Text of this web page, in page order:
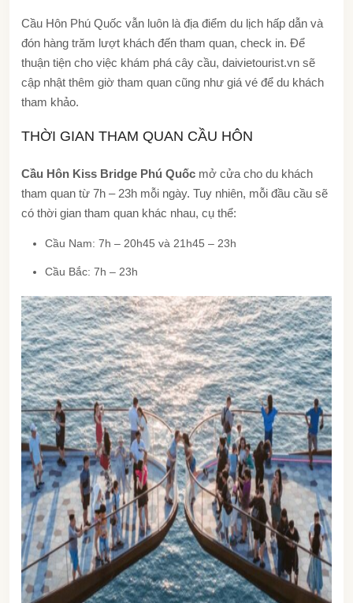
Cầu Hôn Phú Quốc vẫn luôn là địa điểm du lịch hấp dẫn và
đón hàng trăm lượt khách đến tham quan, check in. Để
thuận tiện cho việc khám phá cây cầu, daivietourist.vn sẽ
cập nhật thêm giờ tham quan cũng như giá vé để du khách
tham khảo.
THỜI GIAN THAM QUAN CẦU HÔN
Cầu Hôn Kiss Bridge Phú Quốc mở cửa cho du khách
tham quan từ 7h – 23h mỗi ngày. Tuy nhiên, mỗi đầu cầu sẽ
có thời gian tham quan khác nhau, cụ thể:
Cầu Nam: 7h – 20h45 và 21h45 – 23h
Cầu Bắc: 7h – 23h